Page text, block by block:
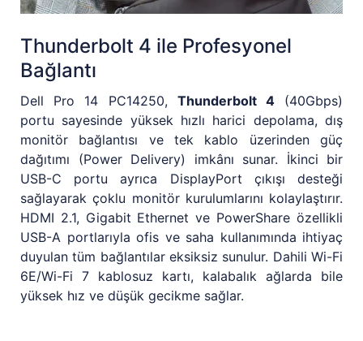
Thunderbolt 4 ile Profesyonel
Bağlantı
Dell Pro 14 PC14250, Thunderbolt 4(40Gbps)
portu sayesinde yüksek hızlı harici depolama, dış
monitör bağlantısı ve tek kablo üzerinden güç
dağıtımı (Power Delivery) imkânı sunar. İkinci bir
USB-C portu ayrıca DisplayPort çıkışı desteği
sağlayarak çoklu monitör kurulumlarını kolaylaştırır.
HDMI 2.1, Gigabit Ethernet ve PowerShare özellikli
USB-A portlarıyla ofis ve saha kullanımında ihtiyaç
duyulan tüm bağlantılar eksiksiz sunulur. Dahili Wi-Fi
6E/Wi-Fi 7 kablosuz kartı, kalabalık ağlarda bile
yüksek hız ve düşük gecikme sağlar.